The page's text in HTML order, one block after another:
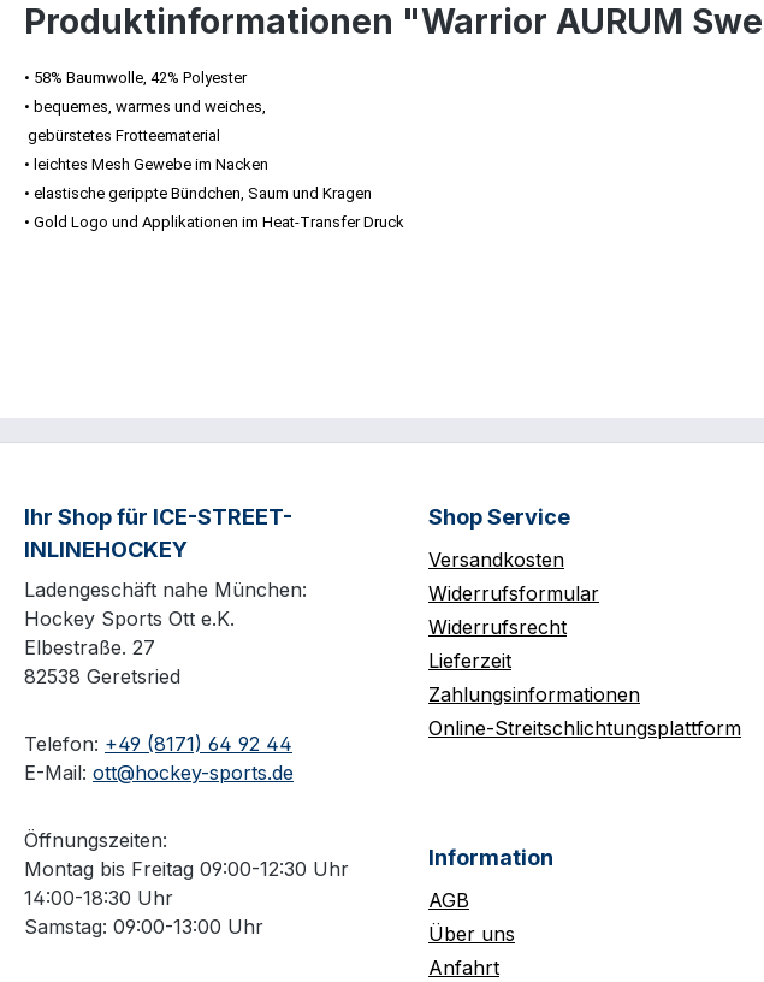
Produktinformationen "Warrior AURUM
• 58% Baumwolle, 42% Polyester
• bequemes, warmes und weiches,
gebürstetes Frotteematerial
• leichtes Mesh Gewebe im Nacken
• elastische gerippte Bündchen, Saum und Kragen
• Gold Logo und Applikationen im Heat-Transfer Druck
Ihr Shop für ICE-STREET-
INLINEHOCKEY
Ladengeschäft nahe München:
Hockey Sports Ott e.K.
Elbestraße. 27
82538 Geretsried
Telefon: +49 (8171) 64 92 44
E-Mail: ott@hockey-sports.de
Öffnungszeiten:
Montag bis Freitag 09:00-12:30 Uhr
14:00-18:30 Uhr
Samstag: 09:00-13:00 Uhr
Shop Service
Versandkosten
Widerrufsformular
Widerrufsrecht
Lieferzeit
Zahlungsinformationen
Online-Streitschlichtungsplattform
Information
AGB
Über uns
Anfahrt